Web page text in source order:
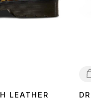
LEATHER